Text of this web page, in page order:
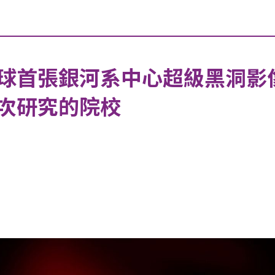
首張銀河系中心超級黑洞影
研究的院校